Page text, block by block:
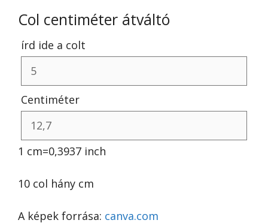
Col centiméter átváltó
írd ide a colt
Centiméter
1 cm=0,3937 inch
10 col hány cm
A képek forrása: canva.com